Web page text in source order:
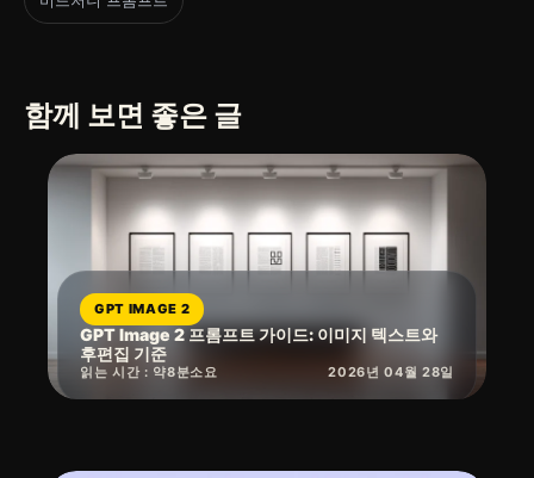
함께 보면 좋은 글
GPT IMAGE 2
GPT Image 2 프롬프트 가이드: 이미지 텍스트와
후편집 기준
읽는 시간 : 약8분소요 2026년 04월 28일